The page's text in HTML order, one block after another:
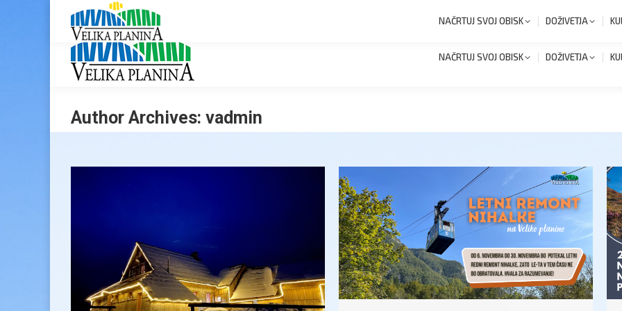
NAČRTUJ SVOJ OBISK DOŽIVETJA
Author Archives: vadmin
NAČRTUJ SVOJ OBISK DOŽIVETJA